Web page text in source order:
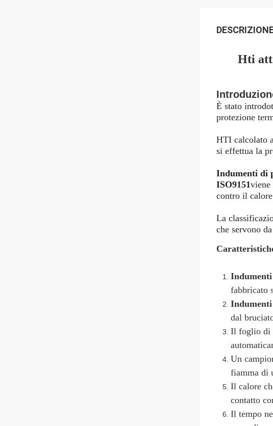
Hti
È stato
protezione
HTI calcolato
si effettua la
Indumenti di
ISO9151viene
contro il
La
che servono
Indumenti
fabbricato
Indumenti
dal
Il foglio di
Un
fiamma di
Il calore
contatto
Il tempo